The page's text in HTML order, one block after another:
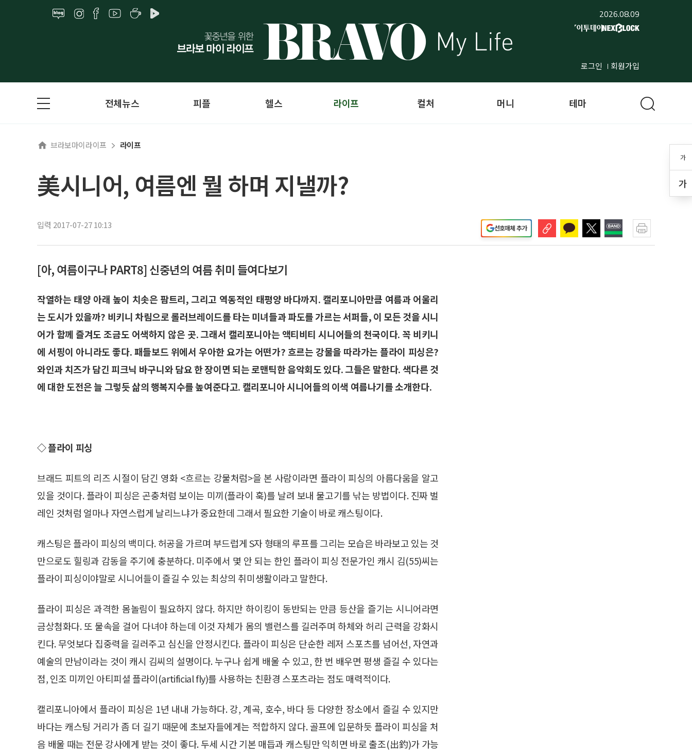
2026.08.09
로그인 회원가입
가
가
전체뉴스 피플 헬스 라이프 컬처 머니 테마
브라보마이라이프 라이프
美시니어, 여름엔 뭘 하며 지낼까?
입력 2017-07-27 10:13 선호매체 추가
[아, 여름이구나 PART8] 신중년의 여름 취미 들여다보기
작열하는 태양 아래 높이 치솟은 팜트리, 그리고 역동적인 태평양 바다까지. 캘리포니아만큼 여름과 어울리
는 도시가 있을까? 비키니 차림으로 롤러브레이드를 타는 미녀들과 파도를 가르는 서퍼들, 이 모든 것을 시니
어가 함께 즐겨도 조금도 어색하지 않은 곳. 그래서 캘리포니아는 액티비티 시니어들의 천국이다. 꼭 비키니
에 서핑이 아니라도 좋다. 패들보드 위에서 우아한 요가는 어떤가? 흐르는 강물을 따라가는 플라이 피싱은?
와인과 치즈가 담긴 피크닉 바구니와 담요 한 장이면 되는 로맨틱한 음악회도 있다. 그들은 말한다. 색다른 것
에 대한 도전은 늘 그렇듯 삶의 행복지수를 높여준다고. 캘리포니아 시니어들의 이색 여름나기를 소개한다.
◇ 플라이 피싱
브래드 피트의 리즈 시절이 담긴 영화 <흐르는 강물처럼>을 본 사람이라면 플라이 피싱의 아름다움을 알고
있을 것이다. 플라이 피싱은 곤충처럼 보이는 미끼(플라이 훅)를 날려 보내 물고기를 낚는 방법이다. 진짜 벌
레인 것처럼 얼마나 자연스럽게 날리느냐가 중요한데 그래서 필요한 기술이 바로 캐스팅이다.
캐스팅은 플라이 피싱의 백미다. 허공을 가르며 부드럽게 S자 형태의 루프를 그리는 모습은 바라보고 있는 것
만으로도 힐링과 감동을 주기에 충분하다. 미주에서 몇 안 되는 한인 플라이 피싱 전문가인 캐시 김(55)씨는
플라이 피싱이야말로 시니어들이 즐길 수 있는 최상의 취미생활이라고 말한다.
플라이 피싱은 과격한 몸놀림이 필요하지 않다. 하지만 하이킹이 동반되는 만큼 등산을 즐기는 시니어라면
금상첨화다. 또 물속을 걸어 다녀야 하는데 이것 자체가 몸의 밸런스를 길러주며 하체와 허리 근력을 강화시
킨다. 무엇보다 집중력을 길러주고 심신을 안정시킨다. 플라이 피싱은 단순한 레저 스포츠를 넘어선, 자연과
예술의 만남이라는 것이 캐시 김씨의 설명이다. 누구나 쉽게 배울 수 있고, 한 번 배우면 평생 즐길 수 있다는
점, 인조 미끼인 아티피셜 플라이(artificial fly)를 사용하는 친환경 스포츠라는 점도 매력적이다.
캘리포니아에서 플라이 피싱은 1년 내내 가능하다. 강, 계곡, 호수, 바다 등 다양한 장소에서 즐길 수 있지만
바다는 캐스팅 거리가 좀 더 길기 때문에 초보자들에게는 적합하지 않다. 골프에 입문하듯 플라이 피싱을 처
음 배울 때는 전문 강사에게 받는 것이 좋다. 두세 시간 기본 매듭과 캐스팅만 익히면 바로 출조(出釣)가 가능